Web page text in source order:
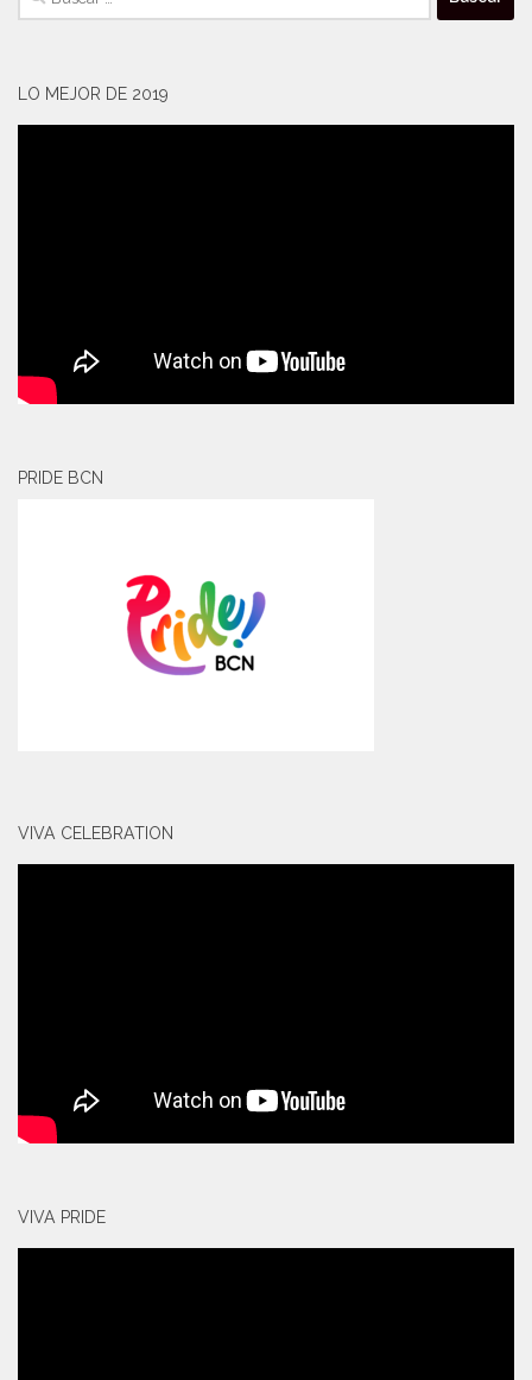
LO MEJOR DE 2019
PRIDE BCN
VIVA CELEBRATION
VIVA PRIDE